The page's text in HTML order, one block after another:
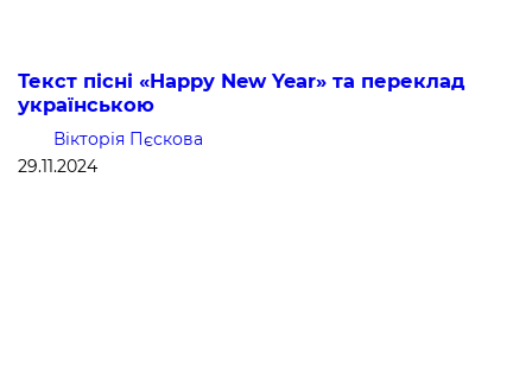
Текст пісні «Happy New Year» та переклад
українською
Вікторія Пєскова
29.11.2024